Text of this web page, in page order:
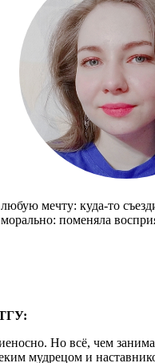
мечту: куда-то
поменяла
Но всё, чем
мудрецом и